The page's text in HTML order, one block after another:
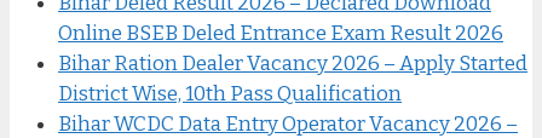
Online BSEB Deled Entrance Exam Result 2026
Bihar Ration Dealer Vacancy 2026 – Apply Started
District Wise, 10th Pass Qualification
Bihar WCDC Data Entry Operator Vacancy 2026 –